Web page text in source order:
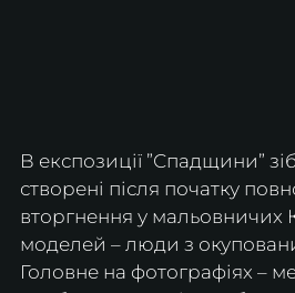
В експозиції ”Спадщини”
створені після початку
вторгнення у мальовничих
моделей – люди з
Головне на фотографіях –